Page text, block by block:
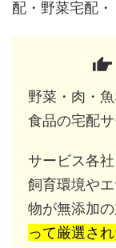
配・野菜宅配・
野菜・肉・
食品の宅配サ
サービス各
飼育環境や
物が無添加
って厳選さ